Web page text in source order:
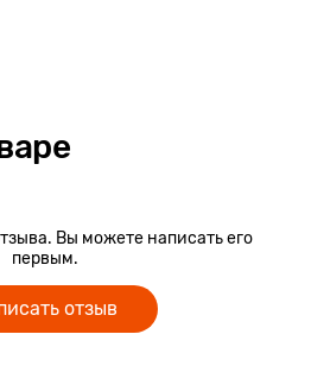
Вы можете написать его
первым.
отзыв